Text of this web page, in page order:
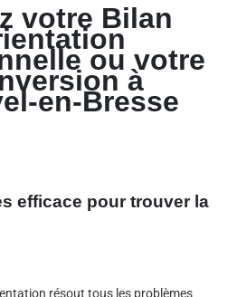
votre Bilan
ou votre
à
en-Bresse
efficace pour trouver la
résout tous les problèmes